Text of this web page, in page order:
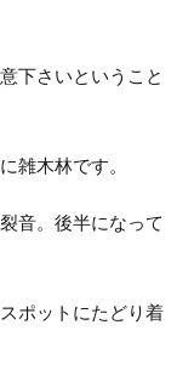
下さいということ
雑木林です。
音。後半になって
ポットにたどり着